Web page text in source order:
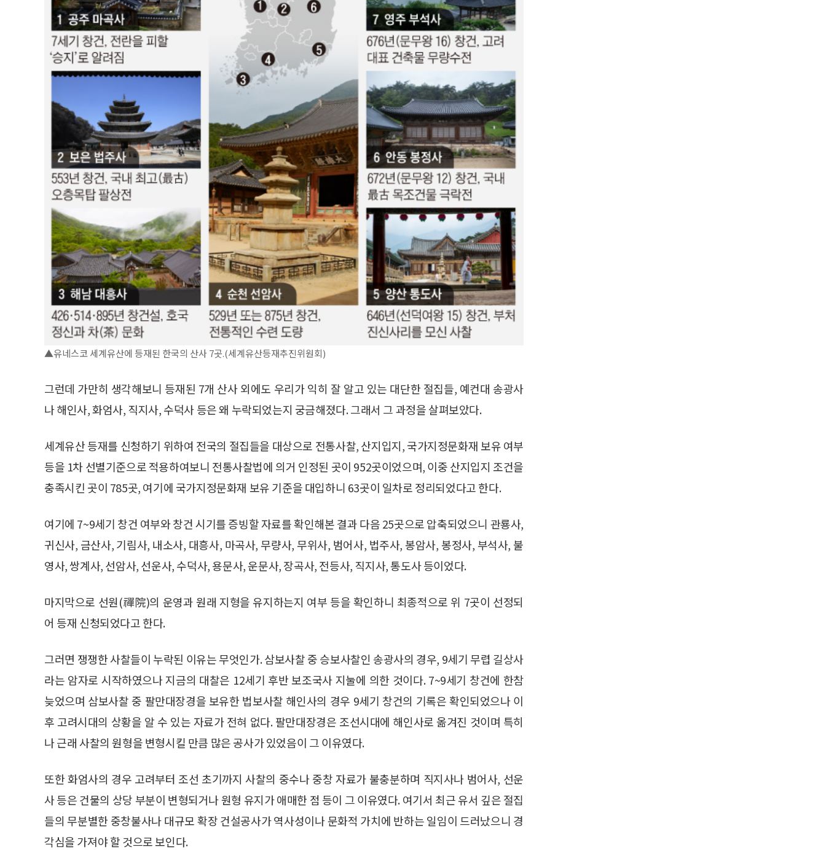
▲유네스코 세계유산에 등재된 한국의 산사 7곳.(세계유산등재추진위원회)
그런데 가만히 생각해보니 등재된 7개 산사 외에도 우리가 익히 잘 알고 있는 대단한 절집들, 예컨대 송광사
나 해인사, 화엄사, 직지사, 수덕사 등은 왜 누락되었는지 궁금해졌다. 그래서 그 과정을 살펴보았다.
세계유산 등재를 신청하기 위하여 전국의 절집들을 대상으로 전통사찰, 산지입지, 국가지정문화재 보유 여부
등을 1차 선별기준으로 적용하여보니 전통사찰법에 의거 인정된 곳이 952곳이었으며, 이중 산지입지 조건을
충족시킨 곳이 785곳, 여기에 국가지정문화재 보유 기준을 대입하니 63곳이 일차로 정리되었다고 한다.
여기에 7~9세기 창건 여부와 창건 시기를 증빙할 자료를 확인해본 결과 다음 25곳으로 압축되었으니 관룡사,
귀신사, 금산사, 기림사, 내소사, 대흥사, 마곡사, 무량사, 무위사, 범어사, 법주사, 봉암사, 봉정사, 부석사, 불
영사, 쌍계사, 선암사, 선운사, 수덕사, 용문사, 운문사, 장곡사, 전등사, 직지사, 통도사 등이었다.
마지막으로 선원(禪院)의 운영과 원래 지형을 유지하는지 여부 등을 확인하니 최종적으로 위 7곳이 선정되
어 등재 신청되었다고 한다.
그러면 쟁쟁한 사찰들이 누락된 이유는 무엇인가. 삼보사찰 중 승보사찰인 송광사의 경우, 9세기 무렵 길상사
라는 암자로 시작하였으나 지금의 대찰은 12세기 후반 보조국사 지눌에 의한 것이다. 7~9세기 창건에 한참
늦었으며 삼보사찰 중 팔만대장경을 보유한 법보사찰 해인사의 경우 9세기 창건의 기록은 확인되었으나 이
후 고려시대의 상황을 알 수 있는 자료가 전혀 없다. 팔만대장경은 조선시대에 해인사로 옮겨진 것이며 특히
나 근래 사찰의 원형을 변형시킬 만큼 많은 공사가 있었음이 그 이유였다.
또한 화엄사의 경우 고려부터 조선 초기까지 사찰의 중수나 중창 자료가 불충분하며 직지사나 범어사, 선운
사 등은 건물의 상당 부분이 변형되거나 원형 유지가 애매한 점 등이 그 이유였다. 여기서 최근 유서 깊은 절집
들의 무분별한 중창불사나 대규모 확장 건설공사가 역사성이나 문화적 가치에 반하는 일임이 드러났으니 경
각심을 가져야 할 것으로 보인다.